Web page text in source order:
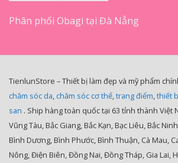
Phân phối Obagi tại Đà Nẵng
TienlunStore – Thiết bị làm đẹp và mỹ phẩm
chăm sóc da chăm sóc cơ thể trang điểm thiết
san . Ship hàng toàn quốc tại 63 tỉnh thành Việt
Vũng Tàu, Bắc Giang, Bắc Kạn, Bạc Liêu, Bắc
Bình Dương, Bình Phước, Bình Thuận, Cà Mau,
Nông, Điện Biên, Đồng Nai, Đồng Tháp, Gia Lai,